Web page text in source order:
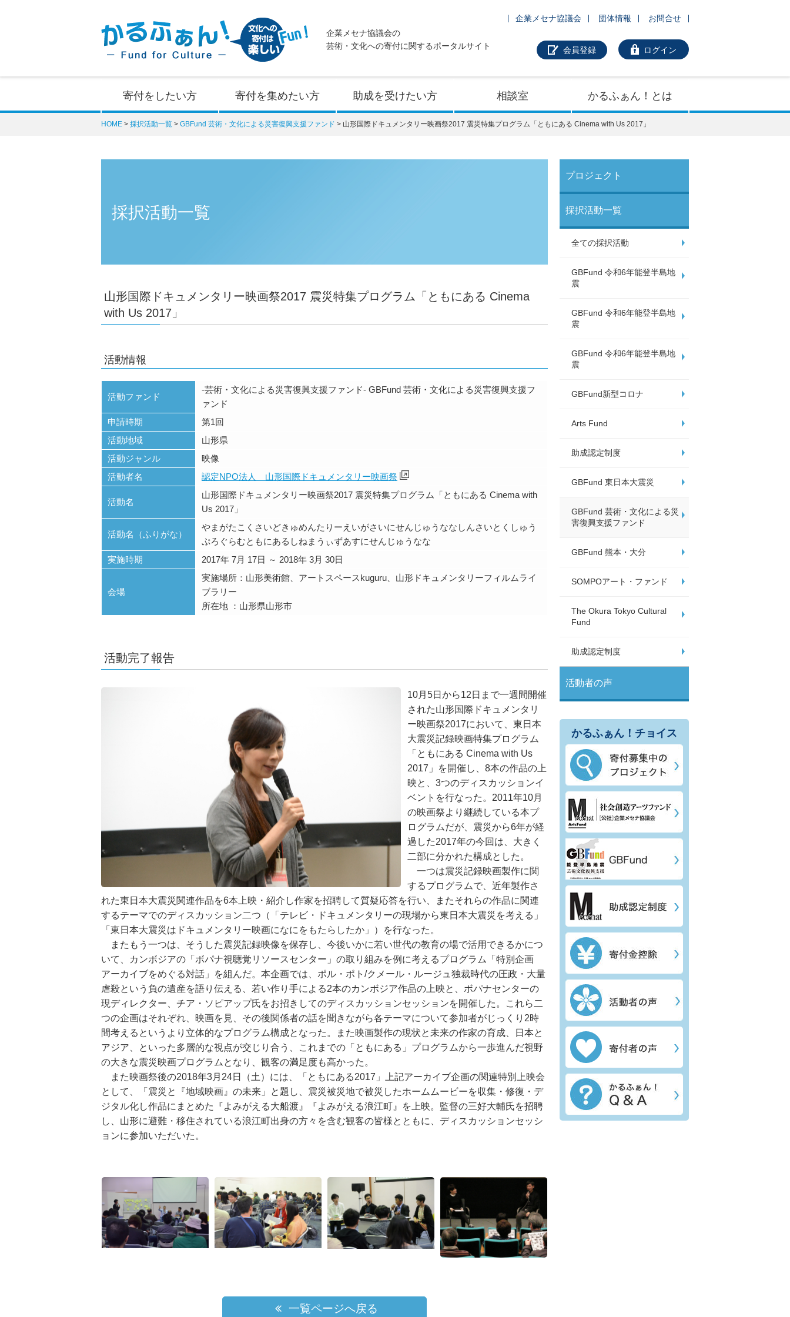
企業メセナ協議会の
芸術・文化への寄付に関するポータルサイト
企業メセナ協議会 団体情報 お問合せ
会員登録 ログイン
寄付をしたい方 寄付を集めたい方 助成を受けたい方 相談室 かるふぁん！とは
HOME 採択活動一覧 GBFund 芸術・文化による災害復興支援ファンド 山形国際ドキュメンタリー映画祭2017 震災特集プログラム「ともにある Cinema with Us 2017」
プロジェクト
採択活動一覧
全ての採択活動
GBFund 令和6年能登半島地
震
GBFund 令和6年能登半島地
震
GBFund 令和6年能登半島地
震
GBFund新型コロナ
Arts Fund
助成認定制度
GBFund 東日本大震災
GBFund 芸術・文化による災
害復興支援ファンド
GBFund 熊本・大分
SOMPOアート・ファンド
The Okura Tokyo Cultural
Fund
助成認定制度
活動者の声
かるふぁん！チョイス
採択活動一覧
山形国際ドキュメンタリー映画祭2017 震災特集プログラム「ともにある Cinema
with Us 2017」
活動情報
活動ファンド
-芸術・文化による災害復興支援ファンド- GBFund 芸術・文化による災害復興支援フ
ァンド
申請時期
第1回
活動地域
山形県
活動ジャンル
映像
活動者名
認定NPO法人 山形国際ドキュメンタリー映画祭
活動名
山形国際ドキュメンタリー映画祭2017 震災特集プログラム「ともにある Cinema with
Us 2017」
活動名（ふりがな）
やまがたこくさいどきゅめんたりーえいがさいにせんじゅうななしんさいとくしゅう
ぷろぐらむともにあるしねまうぃずあすにせんじゅうなな
実施時期
2017年 7月 17日 ～ 2018年 3月 30日
会場
実施場所：山形美術館、アートスペースkuguru、山形ドキュメンタリーフィルムライ
ブラリー
所在地 ：山形県山形市
活動完了報告
10月5日から12日まで一週間開催
された山形国際ドキュメンタリ
ー映画祭2017において、東日本
大震災記録映画特集プログラム
「ともにある Cinema with Us
2017」を開催し、8本の作品の上
映と、3つのディスカッションイ
ベントを行なった。2011年10月
の映画祭より継続している本プ
ログラムだが、震災から6年が経
過した2017年の今回は、大きく
二部に分かれた構成とした。
一つは震災記録映画製作に関
するプログラムで、近年製作さ
れた東日本大震災関連作品を6本上映・紹介し作家を招聘して質疑応答を行い、またそれらの作品に関連
するテーマでのディスカッション二つ（「テレビ・ドキュメンタリーの現場から東日本大震災を考える」
「東日本大震災はドキュメンタリー映画になにをもたらしたか」）を行なった。
またもう一つは、そうした震災記録映像を保存し、今後いかに若い世代の教育の場で活用できるかにつ
いて、カンボジアの「ボパナ視聴覚リソースセンター」の取り組みを例に考えるプログラム「特別企画
アーカイブをめぐる対話」を組んだ。本企画では、ポル・ポト/クメール・ルージュ独裁時代の圧政・大量
虐殺という負の遺産を語り伝える、若い作り手による2本のカンボジア作品の上映と、ボパナセンターの
現ディレクター、チア・ソピアップ氏をお招きしてのディスカッションセッションを開催した。これら二
つの企画はそれぞれ、映画を見、その後関係者の話を聞きながら各テーマについて参加者がじっくり2時
間考えるというより立体的なプログラム構成となった。また映画製作の現状と未来の作家の育成、日本と
アジア、といった多層的な視点が交じり合う、これまでの「ともにある」プログラムから一歩進んだ視野
の大きな震災映画プログラムとなり、観客の満足度も高かった。
また映画祭後の2018年3月24日（土）には、「ともにある2017」上記アーカイブ企画の関連特別上映会
として、「震災と『地域映画』の未来」と題し、震災被災地で被災したホームムービーを収集・修復・デ
ジタル化し作品にまとめた『よみがえる大船渡』『よみがえる浪江町』を上映。監督の三好大輔氏を招聘
し、山形に避難・移住されている浪江町出身の方々を含む観客の皆様とともに、ディスカッションセッシ
ョンに参加いただいた。
一覧ページへ戻る